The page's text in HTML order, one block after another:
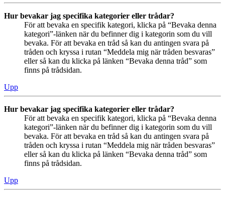
Hur bevakar jag specifika kategorier eller trådar?
För att bevaka en specifik kategori, klicka på “Bevaka denna
kategori”-länken när du befinner dig i kategorin som du vill
bevaka. För att bevaka en tråd så kan du antingen svara på
tråden och kryssa i rutan “Meddela mig när tråden besvaras”
eller så kan du klicka på länken “Bevaka denna tråd” som
finns på trådsidan.
Upp
Hur bevakar jag specifika kategorier eller trådar?
För att bevaka en specifik kategori, klicka på “Bevaka denna
kategori”-länken när du befinner dig i kategorin som du vill
bevaka. För att bevaka en tråd så kan du antingen svara på
tråden och kryssa i rutan “Meddela mig när tråden besvaras”
eller så kan du klicka på länken “Bevaka denna tråd” som
finns på trådsidan.
Upp